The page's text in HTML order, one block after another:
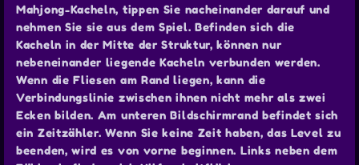
Mahjong-Kacheln, tippen Sie nacheinander darauf und
nehmen Sie sie aus dem Spiel. Befinden sich die
Kacheln in der Mitte der Struktur, können nur
nebeneinander liegende Kacheln verbunden werden.
Wenn die Fliesen am Rand liegen, kann die
Verbindungslinie zwischen ihnen nicht mehr als zwei
Ecken bilden. Am unteren Bildschirmrand befindet sich
ein Zeitzähler. Wenn Sie keine Zeit haben, das Level zu
beenden, wird es von vorne beginnen. Links neben dem